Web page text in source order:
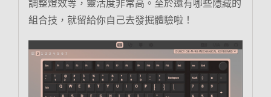
調整燈效等，靈活度非常高。至於還有哪些隱藏的
組合技，就留給你自己去發掘體驗啦！